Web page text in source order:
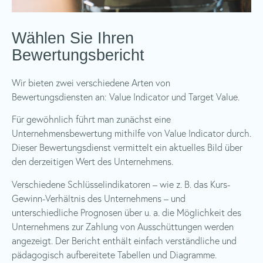
Wählen Sie Ihren
Bewertungsbericht
Wir bieten zwei verschiedene Arten von
Bewertungsdiensten an: Value Indicator und Target Value.
Für gewöhnlich führt man zunächst eine
Unternehmensbewertung mithilfe von Value Indicator durch.
Dieser Bewertungsdienst vermittelt ein aktuelles Bild über
den derzeitigen Wert des Unternehmens.
Verschiedene Schlüsselindikatoren – wie z. B. das Kurs-
Gewinn-Verhältnis des Unternehmens – und
unterschiedliche Prognosen über u. a. die Möglichkeit des
Unternehmens zur Zahlung von Ausschüttungen werden
angezeigt. Der Bericht enthält einfach verständliche und
pädagogisch aufbereitete Tabellen und Diagramme.